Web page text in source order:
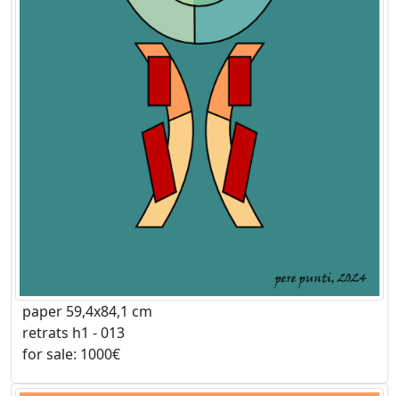
paper 59,4x84,1 cm
retrats h1 - 013
for sale: 1000€